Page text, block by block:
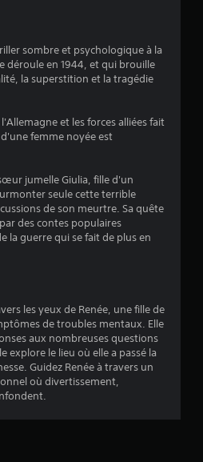
é
t
o
e
s
r
5
sombre et psychologique à la
déroule en 1944, et qui brouille
la superstition et la tragédie
et les forces alliées fait
femme noyée est
jumelle Giulia, fille d'un
seule cette terrible
de son meurtre. Sa quête
des contes populaires
la guerre qui se fait de plus en
les yeux de Renée, une fille de
de troubles mentaux. Elle
aux nombreuses questions
explore le lieu où elle a passé la
Guidez Renée à travers un
où divertissement,